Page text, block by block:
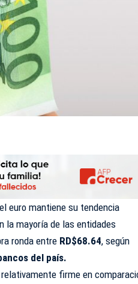
euro mantiene su tendencia
la mayoría de las entidades
ronda entre RD$68.64, según
del país.
firme en